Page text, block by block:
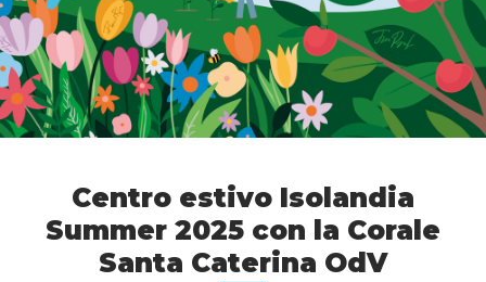
Centro estivo Isolandia
Summer 2025 con la Corale
Santa Caterina OdV